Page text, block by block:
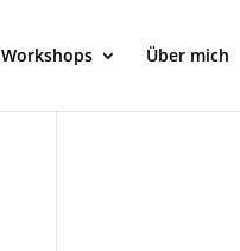
Workshops Über mich